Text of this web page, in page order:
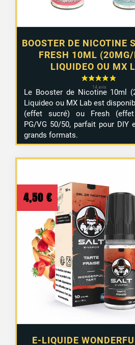
BOOSTER DE NICOTINE
FRESH 10ML
LIQUIDEO OU MX
Le Booster de Nicotine 10ml
Liquideo ou MX Lab est
(effet sucré) ou Fresh (effet
PG/VG 50/50, parfait pour DIY
grands formats.
E-LIQUIDE
4,50 €